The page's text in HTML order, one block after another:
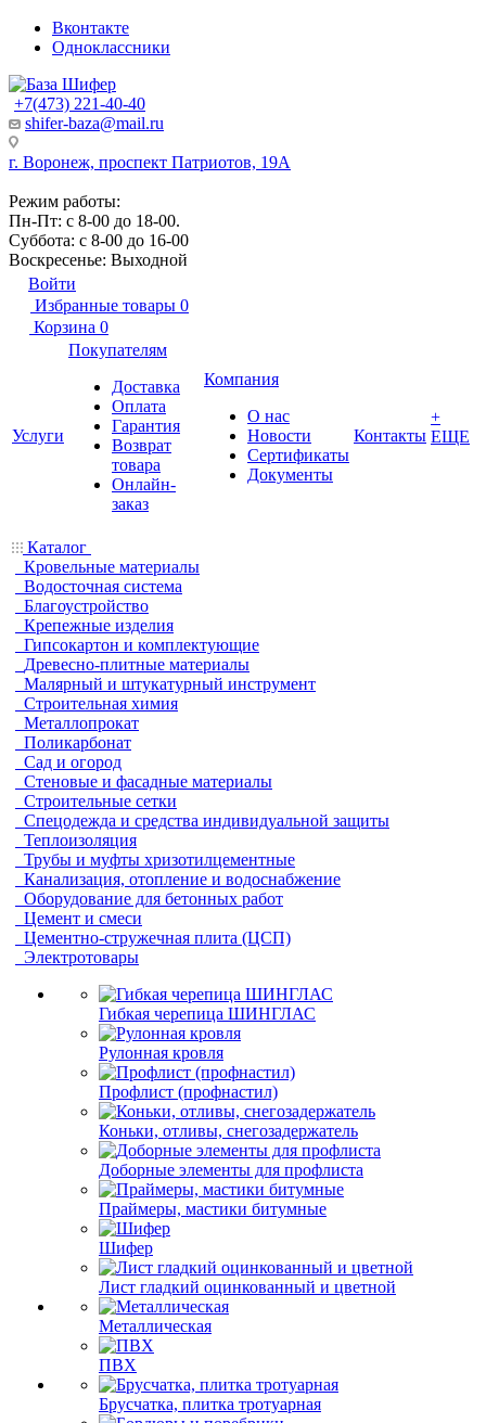
Вконтакте
Одноклассники
+7(473) 221-40-40
shifer-baza@mail.ru
г. Воронеж, проспект Патриотов, 19А
Режим работы:
Пн-Пт: с 8-00 до 18-00.
Суббота: с 8-00 до 16-00
Воскресенье: Выходной
Войти
Избранные товары 0
Корзина 0
Услуги
Покупателям
Доставка
Оплата
Гарантия
Возврат
товара
Онлайн-
заказ
Компания
О нас
Новости
Сертификаты
Документы
Контакты
+
ЕЩЕ
Каталог
Кровельные материалы
Водосточная система
Благоустройство
Крепежные изделия
Гипсокартон и комплектующие
Древесно-плитные материалы
Малярный и штукатурный инструмент
Строительная химия
Металлопрокат
Поликарбонат
Сад и огород
Стеновые и фасадные материалы
Строительные сетки
Спецодежда и средства индивидуальной защиты
Теплоизоляция
Трубы и муфты хризотилцементные
Канализация, отопление и водоснабжение
Оборудование для бетонных работ
Цемент и смеси
Цементно-стружечная плита (ЦСП)
Электротовары
Гибкая черепица ШИНГЛАС
Рулонная кровля
Профлист (профнастил)
Коньки, отливы, снегозадержатель
Доборные элементы для профлиста
Праймеры, мастики битумные
Шифер
Лист гладкий оцинкованный и цветной
Металлическая
ПВХ
Брусчатка, плитка тротуарная